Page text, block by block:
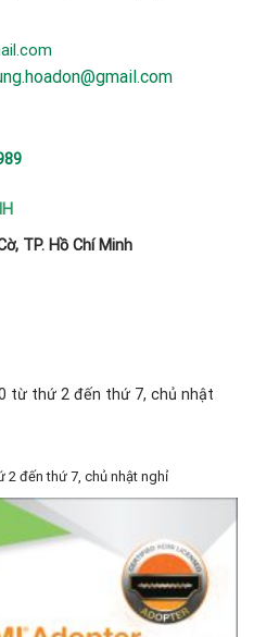
TP. Hồ Chí Minh
từ thứ 2 đến thứ 7, chủ nhật
2 đến thứ 7, chủ nhật nghỉ